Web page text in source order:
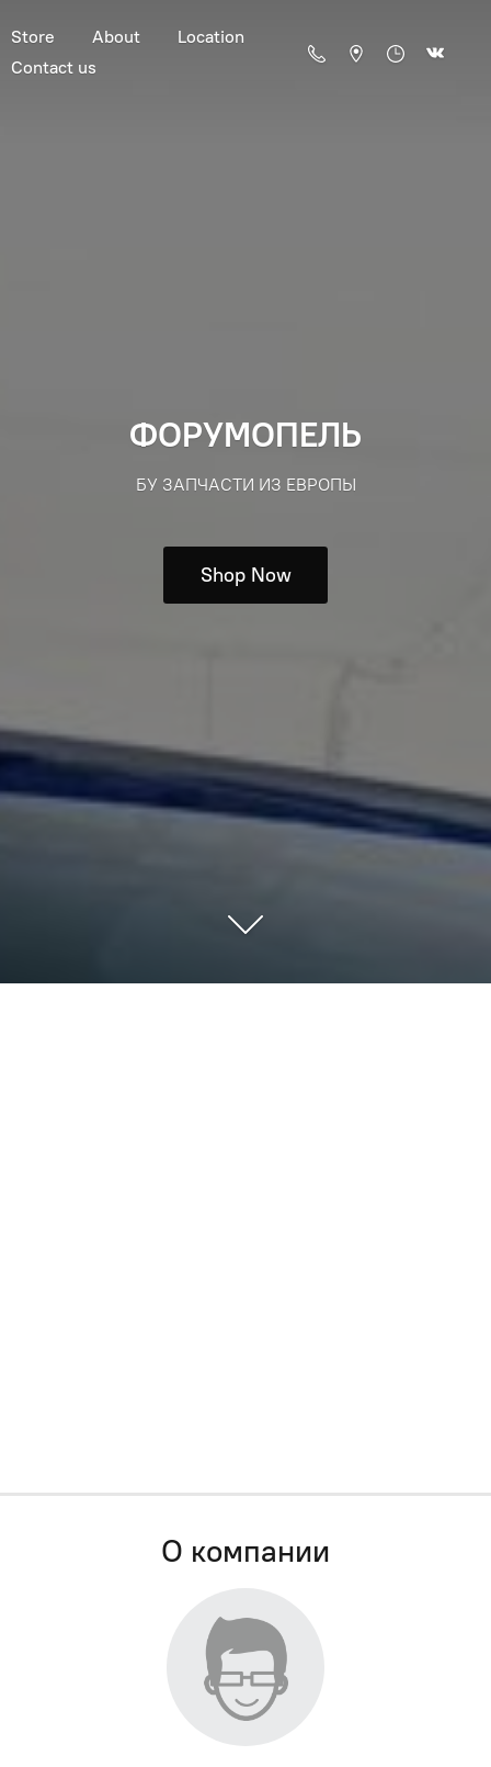
Store About
Location
Contact us
ФОРУМОПЕЛЬ
БУ ЗАПЧАСТИ ИЗ ЕВРОПЫ
Shop Now
О компании